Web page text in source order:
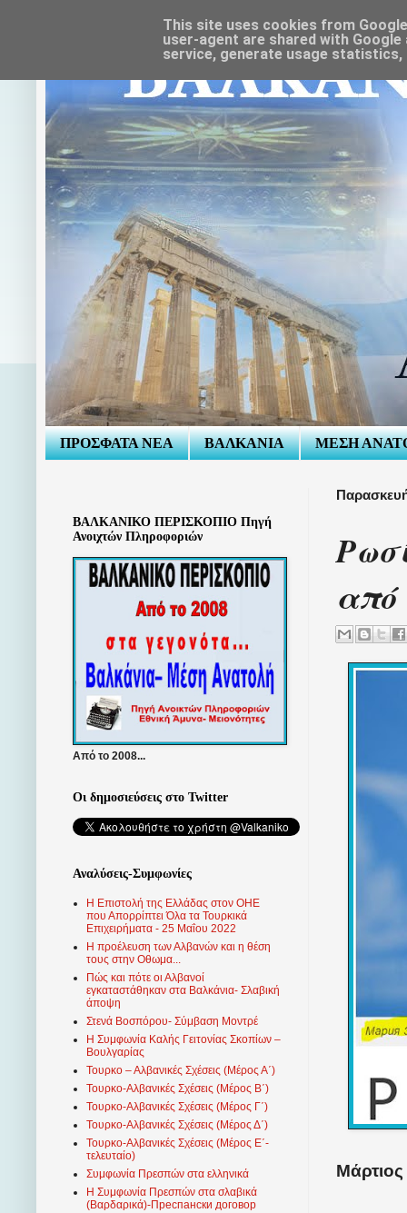
ΠΡΟΣΦΑΤΑ ΝΕΑ ΒΑΛΚΑΝΙΑ ΜΕΣΗ
από
ΒΑΛΚΑΝΙΚΟ ΠΕΡΙΣΚΟΠΙΟ Πηγή
Ανοιχτών Πληροφοριών
Από το 2008...
Οι δημοσιεύσεις στο Twitter
Αναλύσεις-Συμφωνίες
Η Επιστολή της Ελλάδας στον ΟΗΕ
που Απορρίπτει Όλα τα Τουρκικά
Επιχειρήματα - 25 Μαΐου 2022
Η προέλευση των Αλβανών και η θέση
τους στην Οθωμα...
Πώς και πότε οι Αλβανοί
εγκαταστάθηκαν στα Βαλκάνια- Σλαβική
άποψη
Στενά Βοσπόρου- Σύμβαση Μοντρέ
Η Συμφωνία Καλής Γειτονίας Σκοπίων –
Βουλγαρίας
Τουρκο – Αλβανικές Σχέσεις (Mέρος Α΄)
Τουρκο-Αλβανικές Σχέσεις (Μέρος Β΄)
Τουρκο-Αλβανικές Σχέσεις (Μέρος Γ΄)
Τουρκο-Αλβανικές Σχέσεις (Μέρος Δ΄)
Τουρκο-Αλβανικές Σχέσεις (Μέρος Ε΄-
τελευταίο)
Συμφωνία Πρεσπών στα ελληνικά
Η Συμφωνία Πρεσπών στα σλαβικά
(Βαρδαρικά)-Преспански договор
This site uses cookies from
user-agent are shared with
service, generate usage statistics,